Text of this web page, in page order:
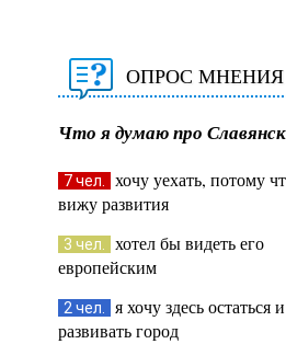
ОПРОС МНЕНИЯ
Что я думаю про Славянск
7 чел.
хочу уехать, потому
вижу развития
3 чел.
хотел бы видеть его
европейским
2 чел.
я хочу здесь остаться и
развивать город